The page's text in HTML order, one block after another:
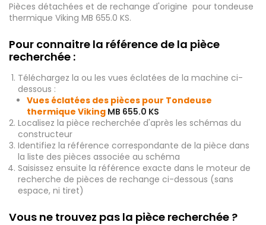
Pièces détachées et de rechange d'origine pour tondeuse
thermique Viking MB 655.0 KS.
Pour connaitre la référence de la pièce
recherchée :
Téléchargez la ou les vues éclatées de la machine ci-
dessous :
Vues éclatées des pièces pour Tondeuse
thermique Viking MB 655.0 KS
Localisez la pièce recherchée d'après les schémas du
constructeur
Identifiez la référence correspondante de la pièce dans
la liste des pièces associée au schéma
Saisissez ensuite la référence exacte dans le moteur de
recherche de pièces de rechange ci-dessous (sans
espace, ni tiret)
Vous ne trouvez pas la pièce recherchée ?